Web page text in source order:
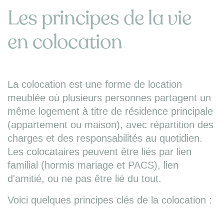
Les principes de la vie
en colocation
La colocation est une forme de location
meublée où plusieurs personnes partagent un
même logement à titre de résidence principale
(appartement ou maison), avec répartition des
charges et des responsabilités au quotidien.
Les colocataires peuvent être liés par lien
familial (hormis mariage et PACS), lien
d'amitié, ou ne pas être lié du tout.
Voici quelques principes clés de la colocation :